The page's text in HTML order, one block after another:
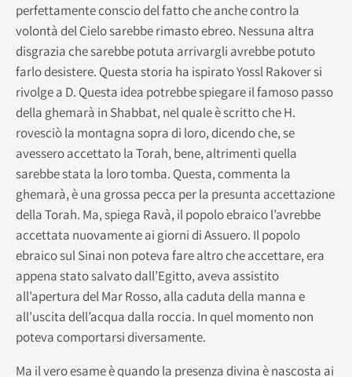
perfettamente conscio del fatto che anche contro la
volontà del Cielo sarebbe rimasto ebreo. Nessuna altra
disgrazia che sarebbe potuta arrivargli avrebbe potuto
farlo desistere. Questa storia ha ispirato Yossl Rakover si
rivolge a D. Questa idea potrebbe spiegare il famoso passo
della ghemarà in Shabbat, nel quale è scritto che H.
rovesciò la montagna sopra di loro, dicendo che, se
avessero accettato la Torah, bene, altrimenti quella
sarebbe stata la loro tomba. Questa, commenta la
ghemarà, è una grossa pecca per la presunta accettazione
della Torah. Ma, spiega Ravà, il popolo ebraico l’avrebbe
accettata nuovamente ai giorni di Assuero. Il popolo
ebraico sul Sinai non poteva fare altro che accettare, era
appena stato salvato dall’Egitto, aveva assistito
all’apertura del Mar Rosso, alla caduta della manna e
all’uscita dell’acqua dalla roccia. In quel momento non
poteva comportarsi diversamente.
Ma il vero esame è quando la presenza divina è nascosta ai